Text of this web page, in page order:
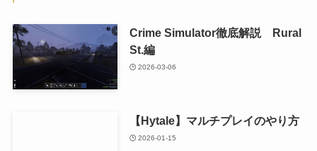
Crime Simulator徹底解説 Rural
St.編
2026-03-06
【Hytale】マルチプレイのやり方
2026-01-15